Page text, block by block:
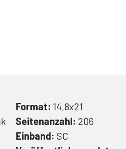
Format: 14,8x21
Seitenanzahl: 206
Einband: SC